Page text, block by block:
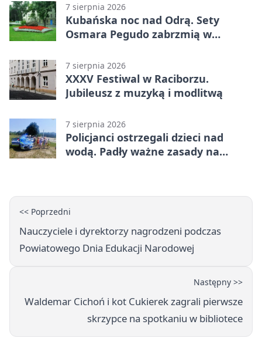
7 sierpnia 2026
Kubańska noc nad Odrą. Sety
Osmara Pegudo zabrzmią w
7 sierpnia 2026
XXXV Festiwal w Raciborzu.
Jubileusz z muzyką i modlitwą
7 sierpnia 2026
Policjanci ostrzegali dzieci nad
wodą. Padły ważne zasady na
<< Poprzedni
Nauczyciele i dyrektorzy nagrodzeni podczas
Powiatowego Dnia Edukacji Narodowej
Następny >>
Waldemar Cichoń i kot Cukierek zagrali pierwsze
skrzypce na spotkaniu w bibliotece